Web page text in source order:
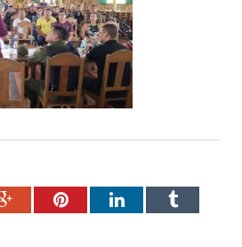
Google+PinterestLinkedInTumblr